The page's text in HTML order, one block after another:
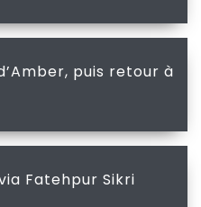
puis retour à
Fatehpur Sikri